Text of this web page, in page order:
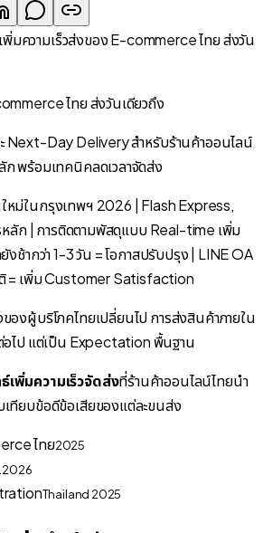
ไทย ส่งวันเดียวถึง
Next-Day Delivery สำหรับร้านค้าออนไลน์
พร้อมเทคนิคลดเวลาจัดส่ง
หม่ในกรุงเทพฯ 2026 | Flash Express,
หลัก | การติดตามพัสดุแบบ Real-time เพิ่ม
งช้ากว่า 1-3 วัน = โอกาสปรับปรุง | LINE OA
= เพิ่ม Customer Satisfaction
องผู้บริโภคไทยเปลี่ยนไป การส่งสินค้าภายใน
อไป แต่เป็น Expectation พื้นฐาน
เพิ่มความเร็วจัดส่งที่ร้านค้าออนไลน์ไทยนำ
ทียบข้อดีข้อเสียของแต่ละขนส่ง
ไทย2025
2026
Thailand 2025